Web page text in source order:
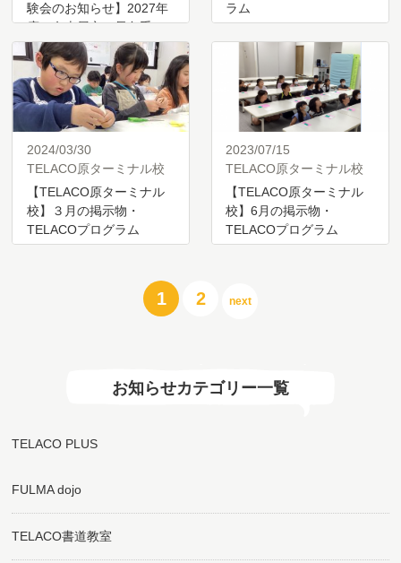
験会のお知らせ】2027年
度 名古屋市・長久手
市…
ラム
2024/03/30
TELACO原ターミナル校
【TELACO原ターミナル
校】３月の掲示物・
TELACOプログラム
2023/07/15
TELACO原ターミナル校
【TELACO原ターミナル
校】6月の掲示物・
TELACOプログラム
1 2 next
お知らせカテゴリー一覧
TELACO PLUS
FULMA dojo
TELACO書道教室